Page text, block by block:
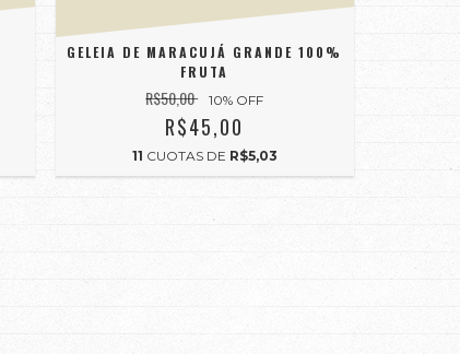
GELEIA DE MARACUJÁ GRANDE 100%
FRUTA
R$50,00 10% OFF
R$45,00
11 CUOTAS DE R$5,03